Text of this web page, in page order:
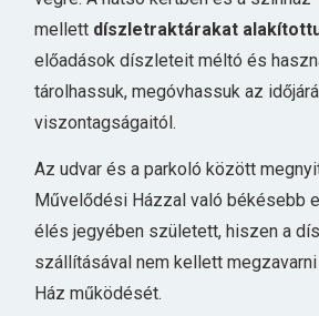
mellett díszletraktárakat
előadások díszleteit méltó és
tárolhassuk, megóvhassuk az
viszontagságaitól.
Az udvar és a parkoló között
Művelődési Házzal való békésebb
élés jegyében született, hiszen a
szállításával nem kellett
Ház működését.